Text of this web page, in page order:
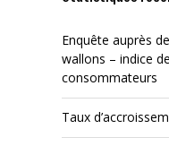
Enquête auprès
wallons – indice
consommateurs
Taux